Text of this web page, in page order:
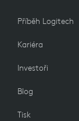
Příběh Logitech
Kariéra
Investoři
Blog
Tisk